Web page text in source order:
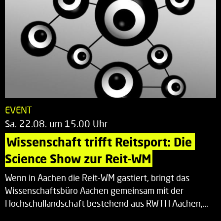
EVENT
Sa. 22.08. um 15.00 Uhr
Wissenschaft trifft Reitsport: Die
Science Show zur Reit-WM
Wenn in Aachen die Reit-WM gastiert, bringt das
Wissenschaftsbüro Aachen gemeinsam mit der
Hochschullandschaft bestehend aus RWTH Aachen,…